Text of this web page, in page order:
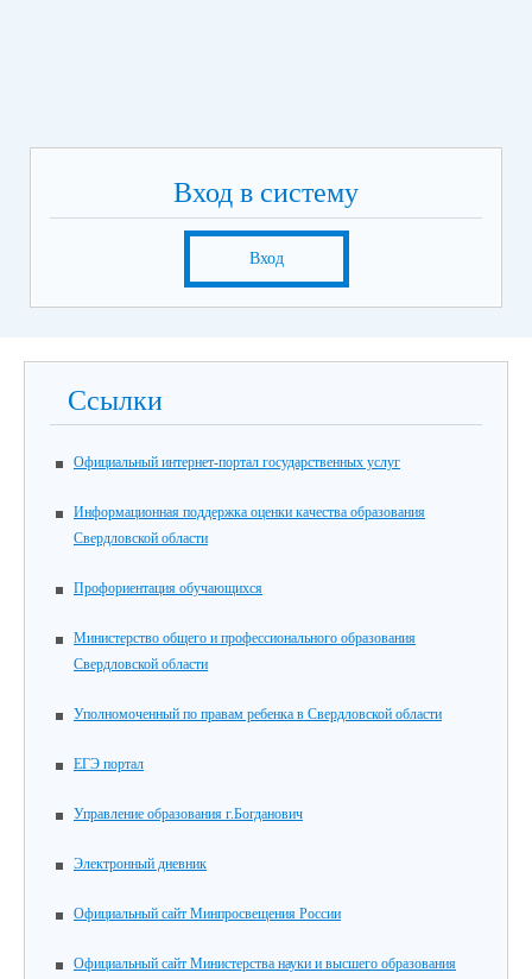
Вход в систему
Вход
Ссылки
Официальный интернет-портал государственных услуг
Информационная поддержка оценки качества образования
Свердловской области
Профориентация обучающихся
Министерство общего и профессионального образования
Свердловской области
Уполномоченный по правам ребенка в Свердловской области
ЕГЭ портал
Управление образования г.Богданович
Электронный дневник
Официальный сайт Минпросвещения России
Официальный сайт Министерства науки и высшего образования